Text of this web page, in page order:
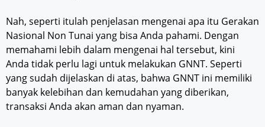
Nah, seperti itulah penjelasan mengenai apa itu Gerakan
Nasional Non Tunai yang bisa Anda pahami. Dengan
memahami lebih dalam mengenai hal tersebut, kini
Anda tidak perlu lagi untuk melakukan GNNT. Seperti
yang sudah dijelaskan di atas, bahwa GNNT ini memiliki
banyak kelebihan dan kemudahan yang diberikan,
transaksi Anda akan aman dan nyaman.